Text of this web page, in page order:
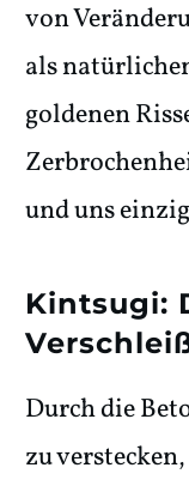
von
als
goldenen
und uns
Kintsugi:
Durch die
zu